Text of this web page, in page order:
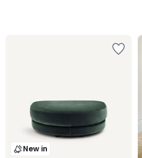
New in